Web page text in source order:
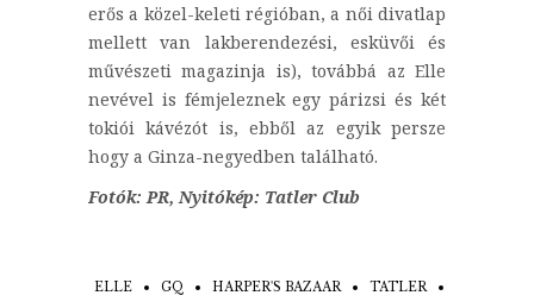
erős a közel-keleti régióban, a női divatlap
mellett van lakberendezési, esküvői és
művészeti magazinja is), továbbá az Elle
nevével is fémjeleznek egy párizsi és két
tokiói kávézót is, ebből az egyik persze
hogy a Ginza-negyedben található.
Fotók: PR, Nyitókép: Tatler Club
ELLE GQ HARPER'S BAZAAR
TATLER